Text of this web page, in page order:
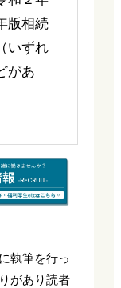
版相続
いずれ
があ
執筆を行っ
があり読者